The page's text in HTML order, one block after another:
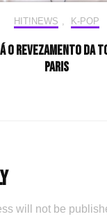
HIT!NEWS K-POP
o revezamento da
Paris
will not be